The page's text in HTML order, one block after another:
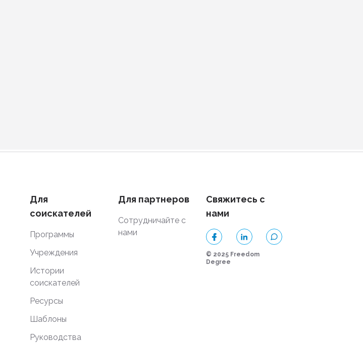
Для
соискателей
Программы
Учреждения
Истории
соискателей
Ресурсы
Шаблоны
Руководства
Для партнеров
Сотрудничайте с
нами
Свяжитесь с
нами
© 2025 Freedom
Degree